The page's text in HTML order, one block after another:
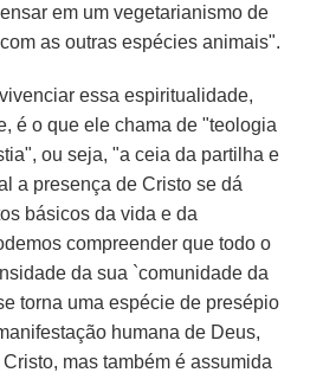
em um vegetarianismo de
as outras espécies animais".
essa espiritualidade,
é o que ele chama de "teologia
ou seja, "a ceia da partilha e
a presença de Cristo se dá
básicos da vida e da
compreender que todo o
da sua `comunidade da
torna uma espécie de presépio
humana de Deus,
mas também é assumida